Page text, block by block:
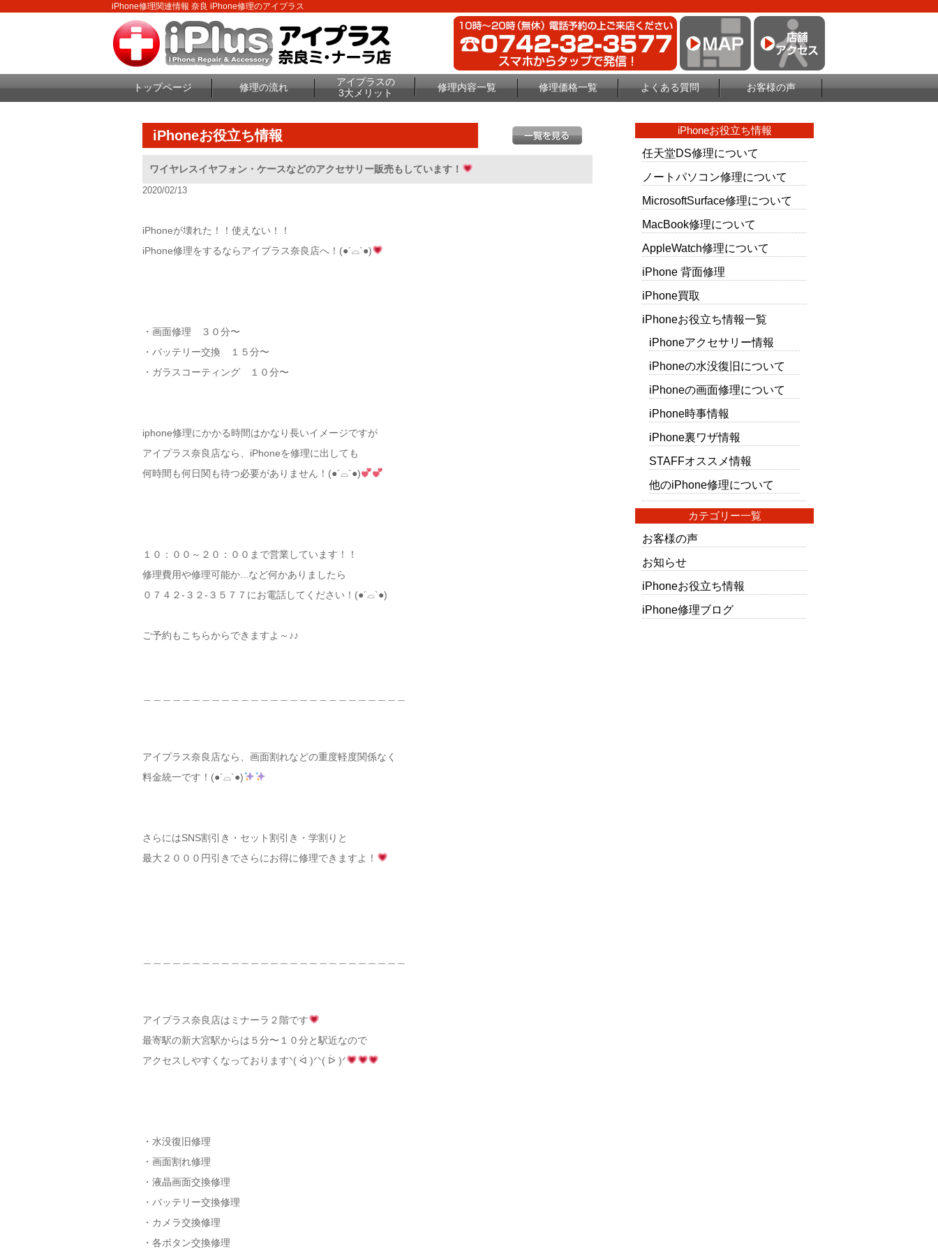
iPhone修理関連情報 奈良 iPhone修理のアイプラス
トップページ 修理の流れ
アイプラスの
3大メリット
修理内容一覧 修理価格一覧 よくある質問 お客様の声
iPhoneお役立ち情報
ワイヤレスイヤフォン・ケースなどのアクセサリー販売もしています！
2020/02/13
iPhoneが壊れた！！使えない！！
iPhone修理をするならアイプラス奈良店へ！(●´⌓`●)
・画面修理 ３０分〜
・バッテリー交換 １５分〜
・ガラスコーティング １０分〜
iphone修理にかかる時間はかなり長いイメージですが
アイプラス奈良店なら、iPhoneを修理に出しても
何時間も何日関も待つ必要がありません！(●´⌓`●)
１０：００～２０：００まで営業しています！！
修理費用や修理可能か...など何かありましたら
０７４２-３２-３５７７にお電話してください！(●´⌓`●)
ご予約もこちらからできますよ～♪♪
アイプラス奈良店なら、画面割れなどの重度軽度関係なく
料金統一です！(●´⌓`●)
さらにはSNS割引き・セット割引き・学割りと
最大２０００円引きでさらにお得に修理できますよ！
アイプラス奈良店はミナーラ２階です
最寄駅の新大宮駅からは５分〜１０分と駅近なので
アクセスしやすくなっておりますᐠ( ᐛ )ᐟᐠ( ᐖ )ᐟ
・水没復旧修理
・画面割れ修理
・液晶画面交換修理
・バッテリー交換修理
・カメラ交換修理
・各ボタン交換修理
iPhoneお役立ち情報
任天堂DS修理について
ノートパソコン修理について
MicrosoftSurface修理について
MacBook修理について
AppleWatch修理について
iPhone 背面修理
iPhone買取
iPhoneお役立ち情報一覧
iPhoneアクセサリー情報
iPhoneの水没復旧について
iPhoneの画面修理について
iPhone時事情報
iPhone裏ワザ情報
STAFFオススメ情報
他のiPhone修理について
カテゴリー一覧
お客様の声
お知らせ
iPhoneお役立ち情報
iPhone修理ブログ